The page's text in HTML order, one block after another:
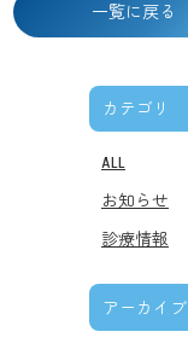
一覧に戻る
カテゴリ
ALL
お知らせ
診療情報
アーカイブ